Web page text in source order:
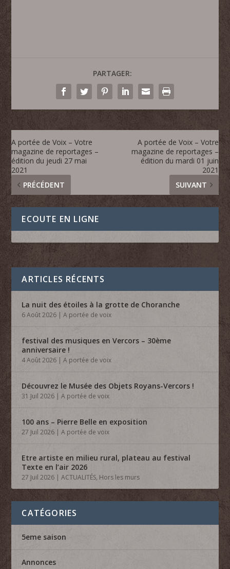
PARTAGER:
A portée de Voix – Votre
magazine de reportages –
édition du jeudi 27 mai
2021
PRÉCÉDENT
A portée de Voix – Votre
magazine de reportages –
édition du mardi 01 juin
2021
SUIVANT
ECOUTE EN LIGNE
ARTICLES RÉCENTS
La nuit des étoiles à la grotte de Choranche
6 Août 2026 |A portée de voix
festival des musiques en Vercors – 30ème
anniversaire !
4 Août 2026 |A portée de voix
Découvrez le Musée des Objets Royans-Vercors !
31 Juil 2026 |A portée de voix
100 ans – Pierre Belle en exposition
27 Juil 2026 |A portée de voix
Etre artiste en milieu rural, plateau au festival
Texte en l’air 2026
27 Juil 2026 |ACTUALITÉS, Hors les murs
CATÉGORIES
5eme saison
Annonces